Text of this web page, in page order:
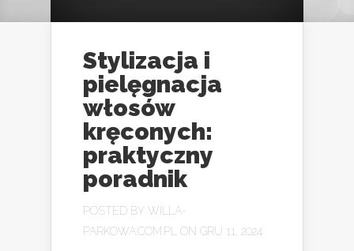
Stylizacja i
pielęgnacja
włosów
kręconych:
praktyczny
poradnik
POSTED BY WILLA-
PARKOWA.COM.PL
ON GRU 11, 2024